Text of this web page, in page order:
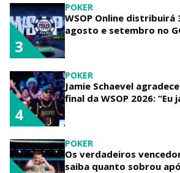
POKER
WSOP Online distribuirá
agosto e setembro no
3
POKER
Jamie Schaevel
final da WSOP 2026: “Eu
4
POKER
Os verdadeiros
saiba quanto sobrou